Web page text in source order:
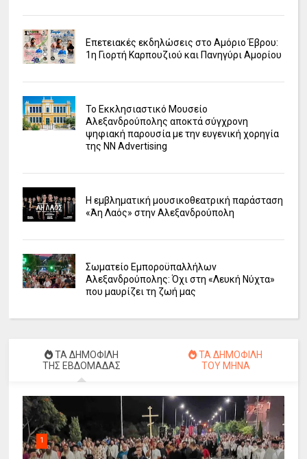
Επετειακές εκδηλώσεις στο Αμόριο Έβρου:
1η Γιορτή Καρπουζιού και Πανηγύρι Αμορίου
Το Εκκλησιαστικό Μουσείο
Αλεξανδρούπολης αποκτά σύγχρονη
ψηφιακή παρουσία με την ευγενική χορηγία
της NN Advertising
Η εμβληματική μουσικοθεατρική παράσταση
«Άη Λαός» στην Αλεξανδρούπολη
Σωματείο Εμποροϋπαλλήλων
Αλεξανδρούπολης: Όχι στη «Λευκή Νύχτα»
που μαυρίζει τη ζωή μας
ΤΑ ΔΗΜΟΦΙΛΗ
ΤΗΣ ΕΒΔΟΜΑΔΑΣ
ΤΑ ΔΗΜΟΦΙΛΗ
ΤΟΥ ΜΗΝΑ
1